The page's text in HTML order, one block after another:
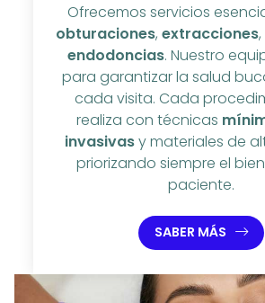
Ofrecemos servicios
obturaciones, extracciones,
endodoncias. Nuestro
para garantizar la salud
cada visita. Cada
realiza con técnicas
invasivasy materiales de
priorizando siempre el
paciente.
SABER MÁS